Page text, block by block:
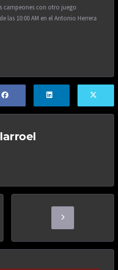
campeones con otro juego
las 10:00 AM en el Antonio Herrera